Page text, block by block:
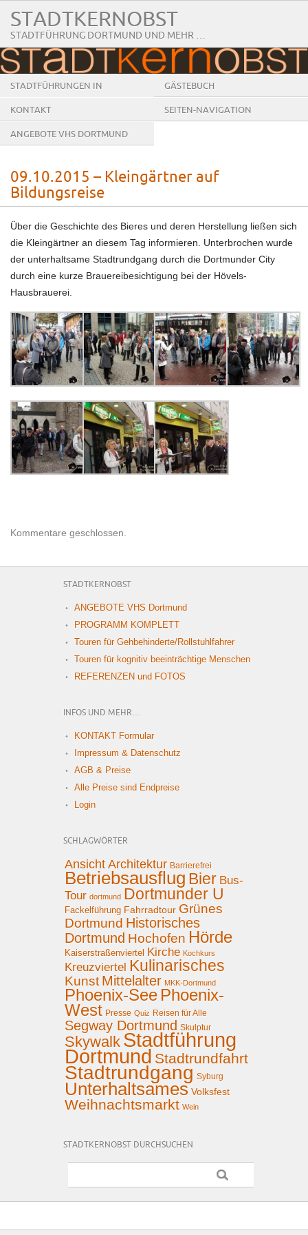
STADTKERNOBST
STADTFÜHRUNG DORTMUND UND MEHR …
STADTFÜHRUNGEN IN
DORTMUND
GÄSTEBUCH
KONTAKT SEITEN-NAVIGATION
ANGEBOTE VHS DORTMUND
09.10.2015 – Kleingärtner auf
Bildungsreise
Über die Geschichte des Bieres und deren Herstellung ließen sich
die Kleingärtner an diesem Tag informieren. Unterbrochen wurde
der unterhaltsame Stadtrundgang durch die Dortmunder City
durch eine kurze Brauereibesichtigung bei der Hövels-
Hausbrauerei.
Kommentare geschlossen.
STADTKERNOBST
ANGEBOTE VHS Dortmund
PROGRAMM KOMPLETT
Touren für Gehbehinderte/Rollstuhlfahrer
Touren für kognitiv beeinträchtige Menschen
REFERENZEN und FOTOS
INFOS UND MEHR…
KONTAKT Formular
Impressum & Datenschutz
AGB & Preise
Alle Preise sind Endpreise
Login
SCHLAGWÖRTER
Ansicht Architektur Barrierefrei
Betriebsausflug Bier Bus-
Tour dortmund Dortmunder U
Fackelführung Fahrradtour Grünes
Dortmund Historisches
Dortmund Hochofen Hörde
Kaiserstraßenviertel Kirche Kochkurs
Kreuzviertel Kulinarisches
Kunst Mittelalter MKK-Dortmund
Phoenix-See Phoenix-
West Presse Quiz Reisen für Alle
Segway Dortmund Skulptur
Skywalk Stadtführung
Dortmund Stadtrundfahrt
Stadtrundgang Syburg
Unterhaltsames Volksfest
Weihnachtsmarkt Wein
STADTKERNOBST DURCHSUCHEN